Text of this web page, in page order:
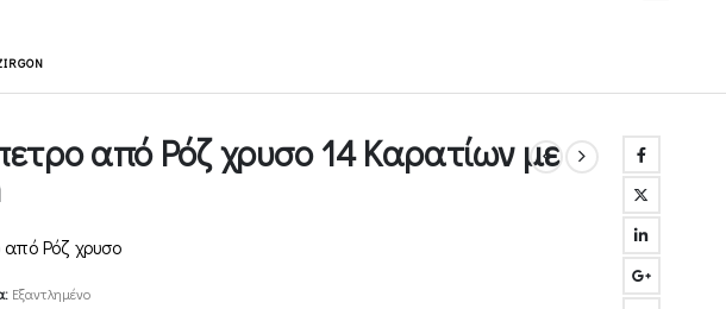
από Ρόζ χρυσο 14 Καρατίων με
Ρόζ χρυσο
Εξαντλημένο